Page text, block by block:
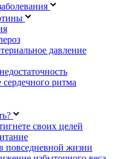
давление
ритма
своих целей
повседневной жизни